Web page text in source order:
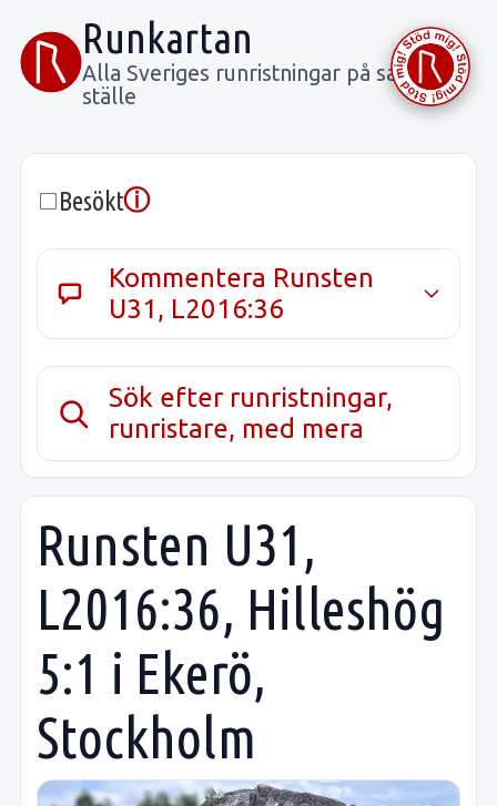
Runkartan
Alla Sveriges runristningar på samma
ställe
Besöktⓘ
Kommentera Runsten
U31, L2016:36
Sök efter runristningar,
runristare, med mera
Runsten U31,
L2016:36, Hilleshög
5:1 i Ekerö,
Stockholm